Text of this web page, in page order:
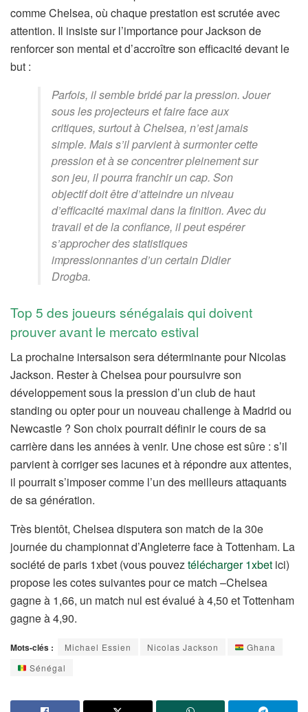
comme Chelsea, où chaque prestation est scrutée avec
attention. Il insiste sur l’importance pour Jackson de
renforcer son mental et d’accroître son efficacité devant le
but :
Parfois, il semble bridé par la pression. Jouer
sous les projecteurs et faire face aux
critiques, surtout à Chelsea, n’est jamais
simple. Mais s’il parvient à surmonter cette
pression et à se concentrer pleinement sur
son jeu, il pourra franchir un cap. Son
objectif doit être d’atteindre un niveau
d’efficacité maximal dans la finition. Avec du
travail et de la confiance, il peut espérer
s’approcher des statistiques
impressionnantes d’un certain Didier
Drogba.
Top 5 des joueurs sénégalais qui doivent
prouver avant le mercato estival
La prochaine intersaison sera déterminante pour Nicolas
Jackson. Rester à Chelsea pour poursuivre son
développement sous la pression d’un club de haut
standing ou opter pour un nouveau challenge à Madrid ou
Newcastle ? Son choix pourrait définir le cours de sa
carrière dans les années à venir. Une chose est sûre : s’il
parvient à corriger ses lacunes et à répondre aux attentes,
il pourrait s’imposer comme l’un des meilleurs attaquants
de sa génération.
Très bientôt, Chelsea disputera son match de la 30e
journée du championnat d’Angleterre face à Tottenham. La
société de paris 1xbet (vous pouveztélécharger 1xbet ici)
propose les cotes suivantes pour ce match –Chelsea
gagne à 1,66, un match nul est évalué à 4,50 et Tottenham
gagne à 4,90.
Mots-clés : Michael Essien Nicolas Jackson
Ghana
Sénégal